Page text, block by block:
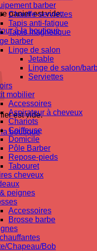
panier est vide.
à la boutique
est vide.
boutique
barber
Chauffe-serviettes
Tapis anti-fatigue
Tapis magnetique
barber
Linge de salon
Jetable
Linge de salon/
Serviettes
mobilier
Accessoires
Aspirateur à cheveux
Chariots
Coiffeuse
Domicile
Pôle Barber
Repose-pieds
Tabouret
cheveux
peignes
Accessoires
Brosse barbe
Chapeau/Bob